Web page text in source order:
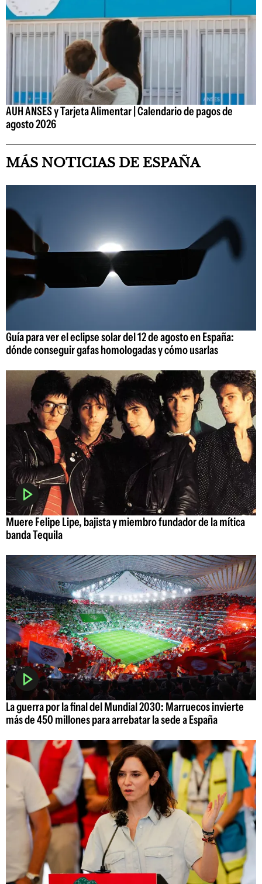
AUH ANSES y Tarjeta Alimentar | Calendario de pagos de
agosto 2026
MÁS NOTICIAS DE ESPAÑA
Guía para ver el eclipse solar del 12 de agosto en España:
dónde conseguir gafas homologadas y cómo usarlas
Muere Felipe Lipe, bajista y miembro fundador de la mítica
banda Tequila
La guerra por la final del Mundial 2030: Marruecos invierte
más de 450 millones para arrebatar la sede a España